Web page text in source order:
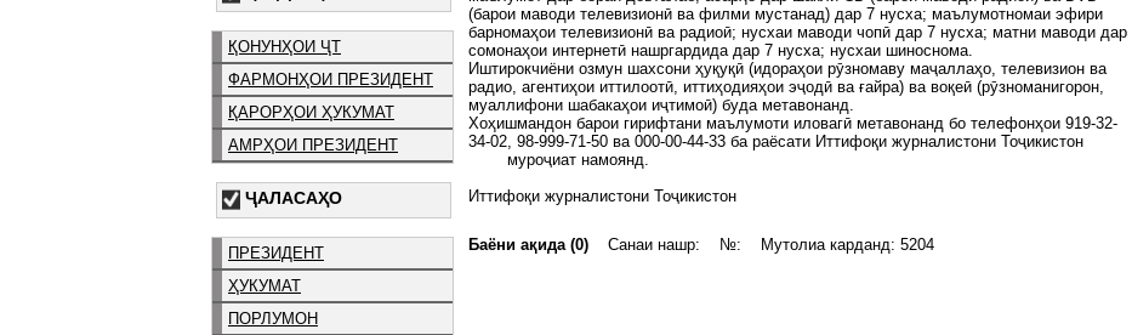
ҚОНУНҲОИ ҶТ
ФАРМОНҲОИ ПРЕЗИДЕНТ
ҚАРОРҲОИ ҲУКУМАТ
АМРҲОИ ПРЕЗИДЕНТ
ҶАЛАСАҲО
ПРЕЗИДЕНТ
ҲУКУМАТ
ПОРЛУМОН
(барои маводи телевизионӣ ва филми мустанад) дар 7 нусха; маълумотномаи эфири
барномаҳои телевизионӣ ва радиоӣ; нусхаи маводи чопӣ дар 7 нусха; матни маводи дар
сомонаҳои интернетӣ нашргардида дар 7 нусха; нусхаи шиноснома.
Иштирокчиёни озмун шахсони ҳуқуқӣ (идораҳои рӯзномаву маҷаллаҳо, телевизион ва
радио, агентиҳои иттилоотӣ, иттиҳодияҳои эҷодӣ ва ғайра) ва воқеӣ (рӯзноманигорон,
муаллифони шабакаҳои иҷтимоӣ) буда метавонанд.
Хоҳишмандон барои гирифтани маълумоти иловагӣ метавонанд бо телефонҳои 919-32-
34-02, 98-999-71-50 ва 000-00-44-33 ба раёсати Иттифоқи журналистони Тоҷикистон
муроҷиат намоянд.
Иттифоқи журналистони Тоҷикистон
Баёни ақида (0) Санаи нашр: №: Мутолиа карданд: 5204